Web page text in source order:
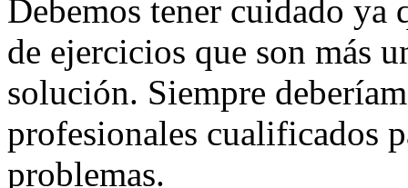
Debemos tener cuidado ya
de ejercicios que son más
solución. Siempre
profesionales cualificados
problemas.